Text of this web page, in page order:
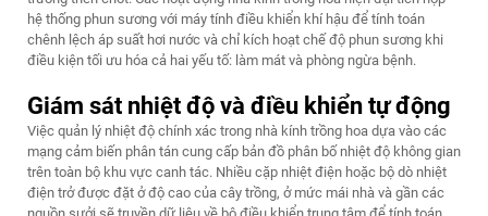
hệ thống phun sương với máy tính điều khiển khí hậu để tính toán
chênh lệch áp suất hơi nước và chỉ kích hoạt chế độ phun sương khi
điều kiện tối ưu hóa cả hai yếu tố: làm mát và phòng ngừa bệnh.
Giám sát nhiệt độ và điều khiển tự động
Việc quản lý nhiệt độ chính xác trong nhà kính trồng hoa dựa vào các
mạng cảm biến phân tán cung cấp bản đồ phân bố nhiệt độ không gian
trên toàn bộ khu vực canh tác. Nhiều cặp nhiệt điện hoặc bộ dò nhiệt
điện trở được đặt ở độ cao của cây trồng, ở mức mái nhà và gần các